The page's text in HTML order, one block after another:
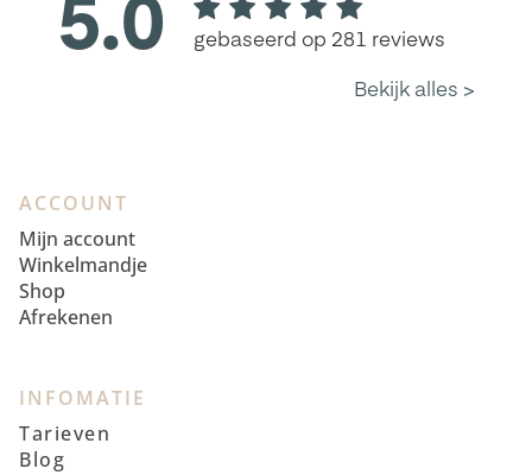
ACCOUNT
Mijn account
Winkelmandje
Shop
Afrekenen
INFOMATIE
Tarieven
Blog